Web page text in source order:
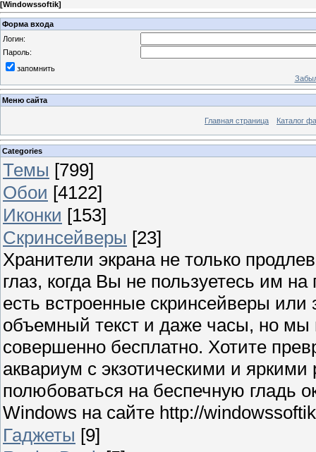
[Windowssoftik]
Форма входа
Логин:
Пароль:
запомнить
Меню сайта
Главная страница Каталог
Categories
Темы [799]
Обои [4122]
Иконки [153]
Скринсейверы [23]
Хранители экрана не только
глаз, когда Вы не пользуетесь им
есть встроенные скринсейверы или
объемный текст и даже часы, но мы
совершенно бесплатно. Хотите
аквариум с экзотическими и
полюбоваться на беспечную гладь
Windows на сайте http://
Гаджеты [9]